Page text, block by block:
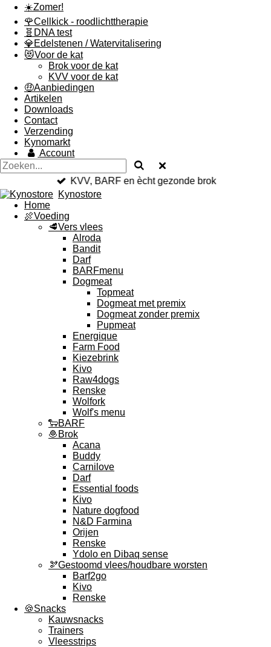
☀️Zomer!
🌹Cellkick - roodlichttherapie
🧬DNA test
💎Edelstenen / Watervitalisering
😻Voor de kat
Brok voor de kat
KVV voor de kat
🤑Aanbiedingen
Artikelen
Downloads
Contact
Verzending
Kynomarkt
Account
KVV, BARF en ècht gezonde brok
Kynostore
Home
🍖Voeding
🥩Vers vlees
Alroda
Bandit
Darf
BARFmenu
Dogmeat
Topmeat
Dogmeat met premix
Dogmeat zonder premix
Pupmeat
Energique
Farm Food
Kiezebrink
Kivo
Raw4dogs
Renske
Wolfork
Wolf's menu
🐑BARF
🧆Brok
Acana
Buddy
Carnilove
Darf
Essential foods
Kivo
Nature dogfood
N&D Farmina
Orijen
Renske
Ydolo en Dibaq sense
🫘Gestoomd vlees/houdbare worsten
Barf2go
Kivo
Renske
🍪Snacks
Kauwsnacks
Trainers
Vleesstrips